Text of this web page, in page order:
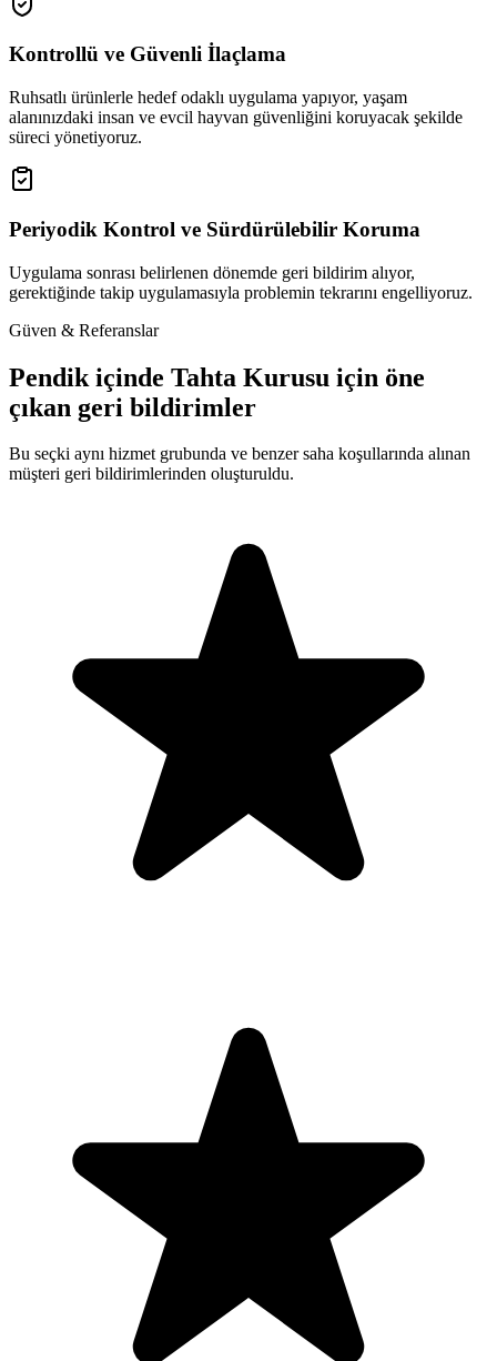
Kontrollü ve Güvenli İlaçlama
Ruhsatlı ürünlerle hedef odaklı uygulama yapıyor, yaşam
alanınızdaki insan ve evcil hayvan güvenliğini koruyacak şekilde
süreci yönetiyoruz.
Periyodik Kontrol ve Sürdürülebilir Koruma
Uygulama sonrası belirlenen dönemde geri bildirim alıyor,
gerektiğinde takip uygulamasıyla problemin tekrarını engelliyoruz.
Güven & Referanslar
Pendik içinde Tahta Kurusu için öne
çıkan geri bildirimler
Bu seçki aynı hizmet grubunda ve benzer saha koşullarında alınan
müşteri geri bildirimlerinden oluşturuldu.